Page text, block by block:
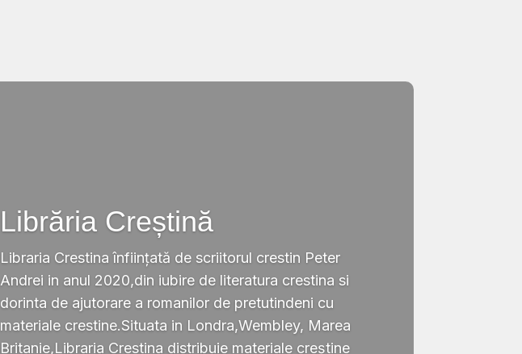
Librăria Creștină
Libraria Crestina înființată de scriitorul crestin Peter
Andrei in anul 2020,din iubire de literatura crestina si
dorinta de ajutorare a romanilor de pretutindeni cu
materiale crestine.Situata in Londra,Wembley, Marea
Britanie,Libraria Crestina distribuie materiale creștine